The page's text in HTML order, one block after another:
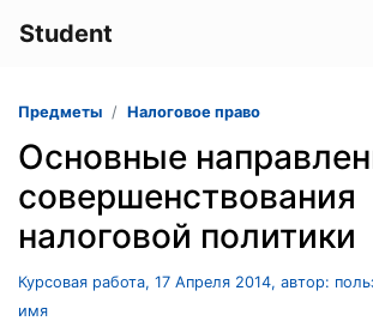
Student
Предметы Налоговое право
Основные
совершенствования
налоговой политики
Курсовая работа, 17 Апреля 2014, автор:
имя